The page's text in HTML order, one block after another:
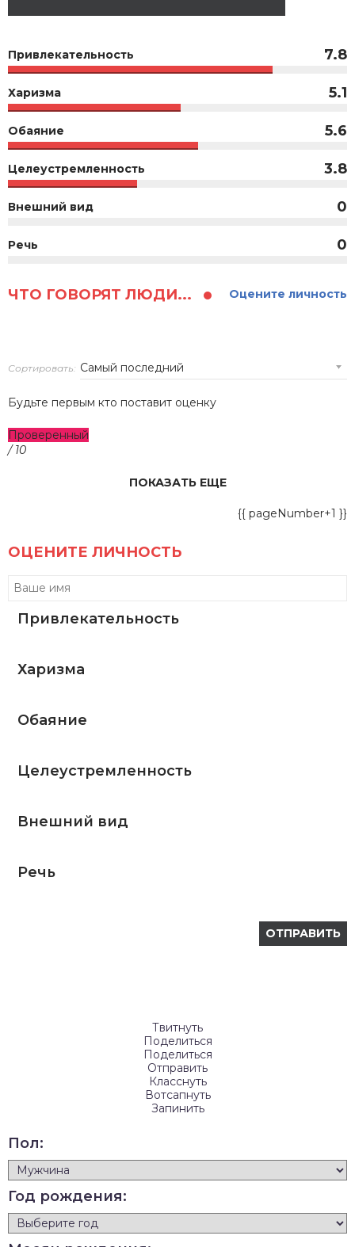
Привлекательность 7.8
Харизма 5.1
Обаяние 5.6
Целеустремленность 3.8
Внешний вид 0
Речь 0
ЧТО ГОВОРЯТ ЛЮДИ... Оцените личность
Сортировать:
Будьте первым кто поставит оценку
Проверенный
/ 10
ПОКАЗАТЬ ЕЩЕ
{{ pageNumber+1 }}
ОЦЕНИТЕ ЛИЧНОСТЬ
Привлекательность
Харизма
Обаяние
Целеустремленность
Внешний вид
Речь
Твитнуть
Поделиться
Поделиться
Отправить
Класснуть
Вотсапнуть
Запинить
Пол:
Год рождения: